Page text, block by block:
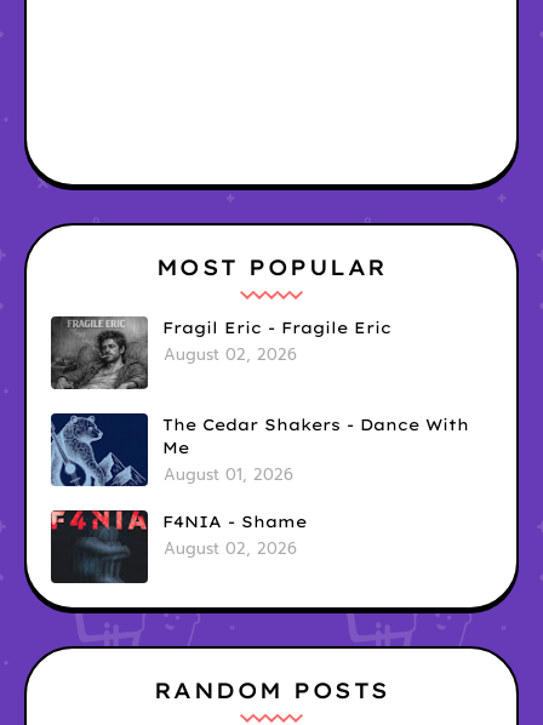
MOST POPULAR
Fragil Eric - Fragile Eric
August 02, 2026
The Cedar Shakers - Dance With
Me
August 01, 2026
F4NIA - Shame
August 02, 2026
RANDOM POSTS